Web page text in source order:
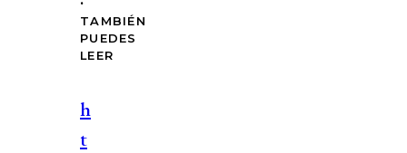
TAMBIÉN
PUEDES
LEER